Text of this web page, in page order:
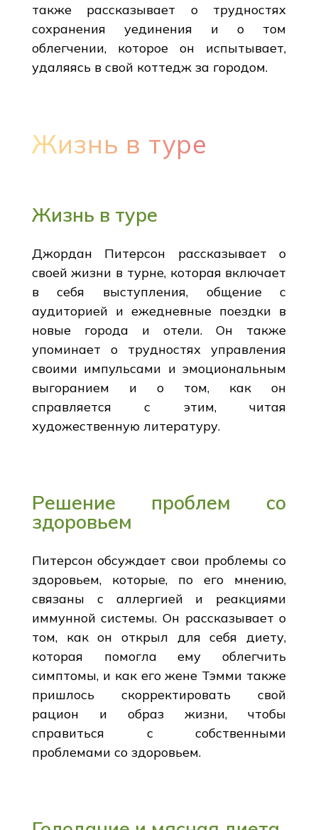
также рассказывает о трудностях
сохранения уединения и о том
облегчении, которое он испытывает,
удаляясь в свой коттедж за городом.
Жизнь в туре
Жизнь в туре
Джордан Питерсон рассказывает о
своей жизни в турне, которая включает
в себя выступления, общение с
аудиторией и ежедневные поездки в
новые города и отели. Он также
упоминает о трудностях управления
своими импульсами и эмоциональным
выгоранием и о том, как он
справляется с этим, читая
художественную литературу.
Решение проблем со
здоровьем
Питерсон обсуждает свои проблемы со
здоровьем, которые, по его мнению,
связаны с аллергией и реакциями
иммунной системы. Он рассказывает о
том, как он открыл для себя диету,
которая помогла ему облегчить
симптомы, и как его жене Тэмми также
пришлось скорректировать свой
рацион и образ жизни, чтобы
справиться с собственными
проблемами со здоровьем.